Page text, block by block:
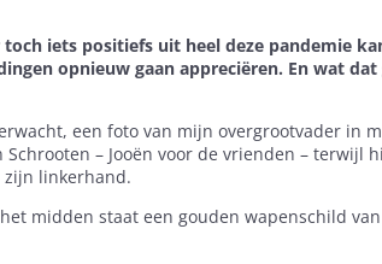
iets positiefs uit heel deze pandemie
opnieuw gaan appreciëren. En wat
een foto van mijn overgrootvader in
– Jooën voor de vrienden – terwijl
zijn linkerhand.
midden staat een gouden wapenschild